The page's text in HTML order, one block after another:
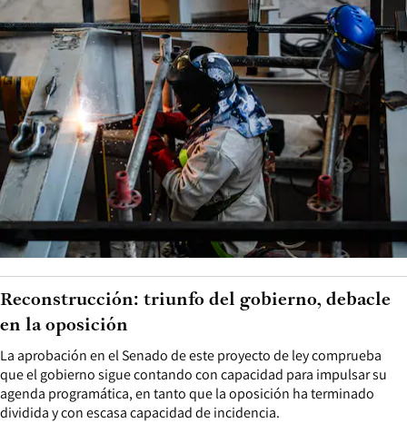
La aprobación en el Senado de este proyecto de ley comprueba
que el gobierno sigue contando con capacidad para impulsar su
agenda programática, en tanto que la oposición ha terminado
dividida y con escasa capacidad de incidencia.
Reconstrucción: triunfo del gobierno, debacle
en la oposición